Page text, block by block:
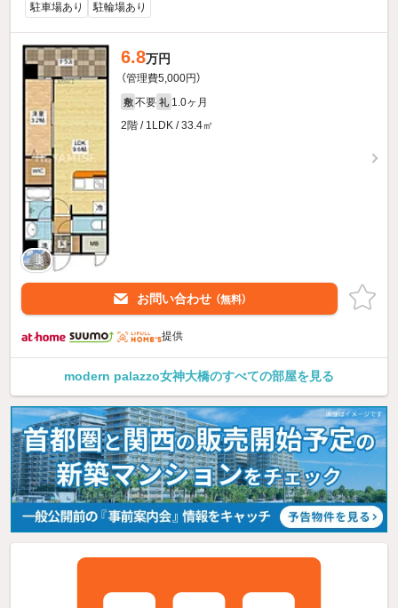
駐車場あり 駐輪場あり
6.8万円
（管理費5,000円）
敷 不要 礼 1.0ヶ月
2階 / 1LDK / 33.4㎡
お問い合わせ （無料）
提供
modern palazzo女神大橋のすべての部屋を見る